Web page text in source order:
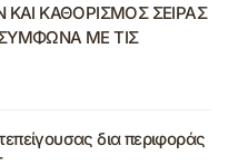
ΚΑΘΟΡΙΣΜΟΣ ΣΕΙΡΑΣ
ΜΕ ΤΙΣ
δια περιφοράς